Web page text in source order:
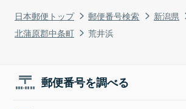
日本郵便トップ 郵便番号検索
新潟県
北蒲原郡中条町
荒井浜
郵便番号を調べる